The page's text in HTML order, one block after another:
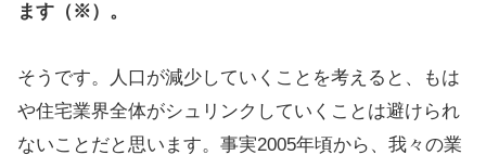
ます（※）。
そうです。人口が減少していくことを考えると、もは
や住宅業界全体がシュリンクしていくことは避けられ
ないことだと思います。事実2005年頃から、我々の業